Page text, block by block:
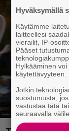
Hyväksymällä
Käytämme
laitteellesi
vierailit, IP-
Pääset
Hylkääminen
käytettävyyteen.
Jotkin
suostumusta,
vastustaa tätä
seuraavalla